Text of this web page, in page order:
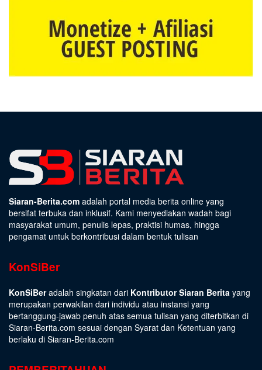
Siaran-Berita.com adalah portal media berita online yang
bersifat terbuka dan inklusif. Kami menyediakan wadah bagi
masyarakat umum, penulis lepas, praktisi humas, hingga
pengamat untuk berkontribusi dalam bentuk tulisan
KonSiBer
KonSiBeradalah singkatan dari Kontributor Siaran Berita yang
merupakan perwakilan dari individu atau instansi yang
bertanggung-jawab penuh atas semua tulisan yang diterbitkan di
Siaran-Berita.com sesuai dengan Syarat dan Ketentuan yang
berlaku di Siaran-Berita.com